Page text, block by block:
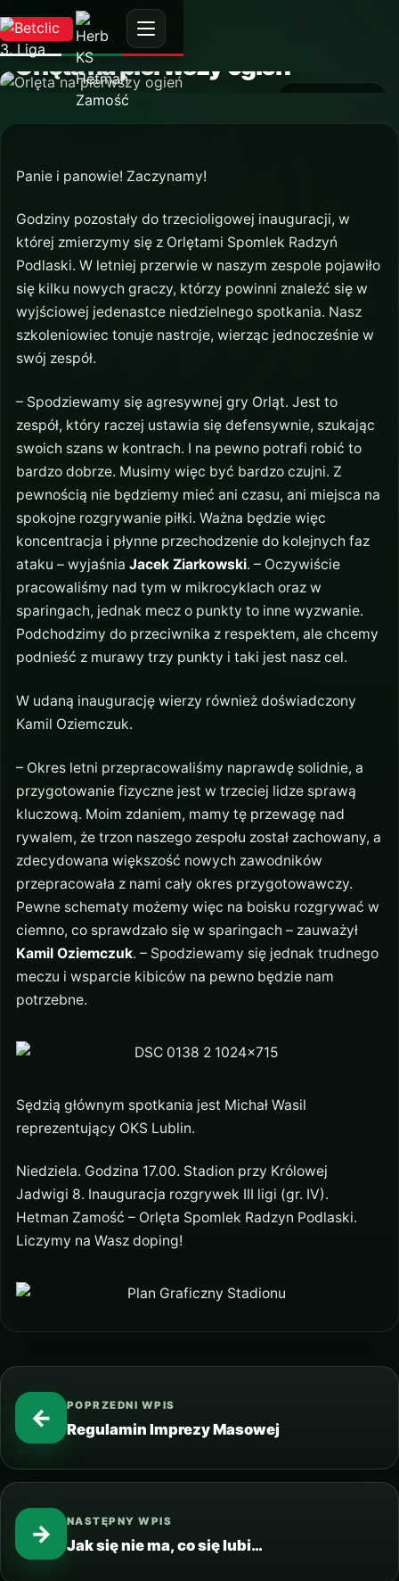
AKTUALNOŚĆ
Orlęta na pierwszy ogień
Panie i panowie! Zaczynamy!
Godziny pozostały do trzecioligowej inauguracji, w
której zmierzymy się z Orlętami Spomlek Radzyń
Podlaski. W letniej przerwie w naszym zespole pojawiło
się kilku nowych graczy, którzy powinni znaleźć się w
wyjściowej jedenastce niedzielnego spotkania. Nasz
szkoleniowiec tonuje nastroje, wierząc jednocześnie w
swój zespół.
– Spodziewamy się agresywnej gry Orląt. Jest to
zespół, który raczej ustawia się defensywnie, szukając
swoich szans w kontrach. I na pewno potrafi robić to
bardzo dobrze. Musimy więc być bardzo czujni. Z
pewnością nie będziemy mieć ani czasu, ani miejsca na
spokojne rozgrywanie piłki. Ważna będzie więc
koncentracja i płynne przechodzenie do kolejnych faz
ataku – wyjaśnia Jacek Ziarkowski. – Oczywiście
pracowaliśmy nad tym w mikrocyklach oraz w
sparingach, jednak mecz o punkty to inne wyzwanie.
Podchodzimy do przeciwnika z respektem, ale chcemy
podnieść z murawy trzy punkty i taki jest nasz cel.
W udaną inaugurację wierzy również doświadczony
Kamil Oziemczuk.
– Okres letni przepracowaliśmy naprawdę solidnie, a
przygotowanie fizyczne jest w trzeciej lidze sprawą
kluczową. Moim zdaniem, mamy tę przewagę nad
rywalem, że trzon naszego zespołu został zachowany, a
zdecydowana większość nowych zawodników
przepracowała z nami cały okres przygotowawczy.
Pewne schematy możemy więc na boisku rozgrywać w
ciemno, co sprawdzało się w sparingach – zauważył
Kamil Oziemczuk. – Spodziewamy się jednak trudnego
meczu i wsparcie kibiców na pewno będzie nam
potrzebne.
Sędzią głównym spotkania jest Michał Wasil
reprezentujący OKS Lublin.
Niedziela. Godzina 17.00. Stadion przy Królowej
Jadwigi 8. Inauguracja rozgrywek III ligi (gr. IV).
Hetman Zamość – Orlęta Spomlek Radzyn Podlaski.
Liczymy na Wasz doping!
← POPRZEDNI WPIS
Regulamin Imprezy Masowej
NASTĘPNY WPIS
Jak się nie ma, co się lubi…
→